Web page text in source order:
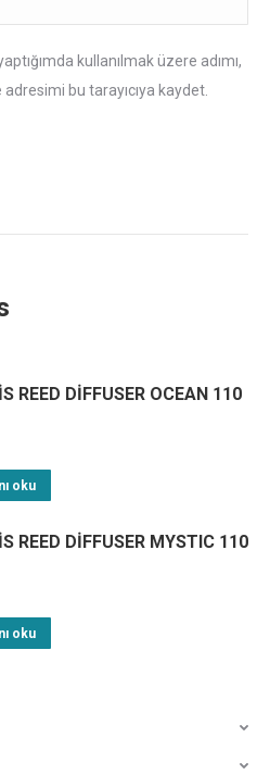
kullanılmak üzere adımı,
bu tarayıcıya kaydet.
REED DİFFUSER OCEAN 110
oku
REED DİFFUSER MYSTIC 110
oku